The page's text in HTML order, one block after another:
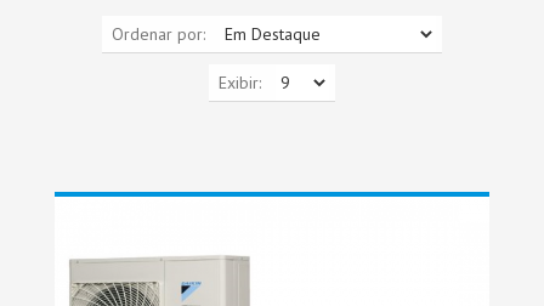
Ordenar por:
Exibir: